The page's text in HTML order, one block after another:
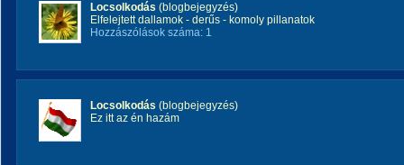
Locsolkodás (blogbejegyzés)
Elfelejtett dallamok - derűs - komoly pillanatok
Hozzászólások száma: 1
Locsolkodás (blogbejegyzés)
Ez itt az én hazám